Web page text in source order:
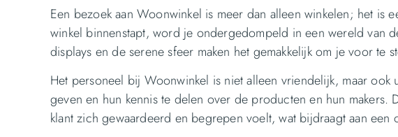
Een bezoek aan Woonwinkel is meer dan alleen winkelen; het is
winkel binnenstapt, word je ondergedompeld in een wereld van
displays en de serene sfeer maken het gemakkelijk om je voor te
Het personeel bij Woonwinkel is niet alleen vriendelijk, maar
geven en hun kennis te delen over de producten en hun
klant zich gewaardeerd en begrepen voelt, wat bijdraagt aan een